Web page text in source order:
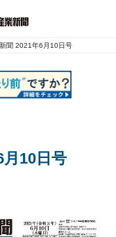
聞 2021年6月10日号
10日号